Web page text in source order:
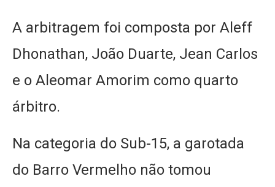
A arbitragem foi composta por Aleff
Dhonathan, João Duarte, Jean Carlos
e o Aleomar Amorim como quarto
árbitro.
Na categoria do Sub-15, a garotada
do Barro Vermelho não tomou